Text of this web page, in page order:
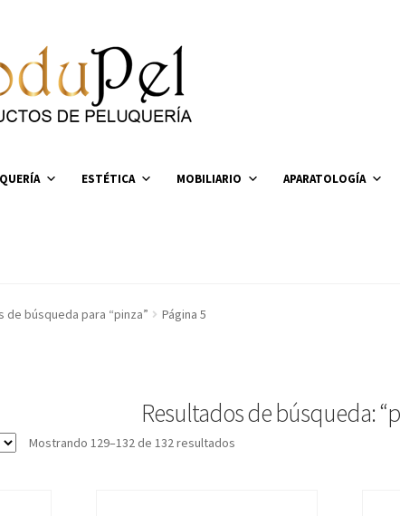
ESTÉTICA MOBILIARIO APARATOLOGÍA
de búsqueda para “pinza” Página 5
Resultados de búsqueda:
Mostrando 129–132 de 132 resultados